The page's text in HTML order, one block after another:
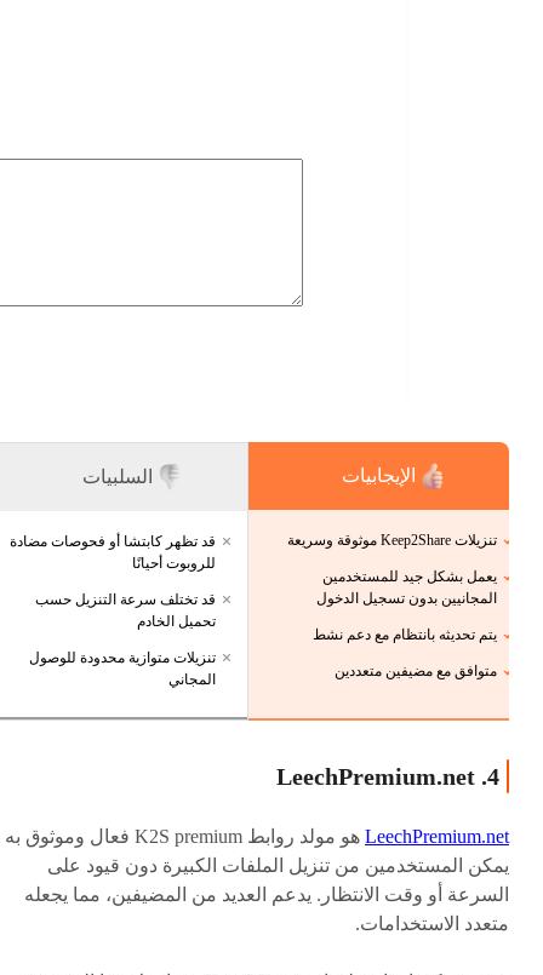
الإيجابيات
تنزيلات Keep2Share موثوقة وسريعة
يعمل بشكل جيد للمستخدمين
المجانيين بدون تسجيل الدخول
يتم تحديثه بانتظام مع دعم نشط
متوافق مع مضيفين متعددين
السلبيات
قد تظهر كابتشا أو فحوصات مضادة
للروبوت أحيانًا
قد تختلف سرعة التنزيل حسب
تحميل الخادم
تنزيلات متوازية محدودة للوصول
المجاني
4. LeechPremium.net
LeechPremium.net
هو مولد روابط K2S premium فعال وموثوق به
يمكن المستخدمين من تنزيل الملفات الكبيرة دون قيود على
السرعة أو وقت الانتظار. يدعم العديد من المضيفين، مما يجعله
متعدد الاستخدامات.